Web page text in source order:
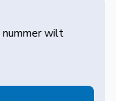
nummer wilt